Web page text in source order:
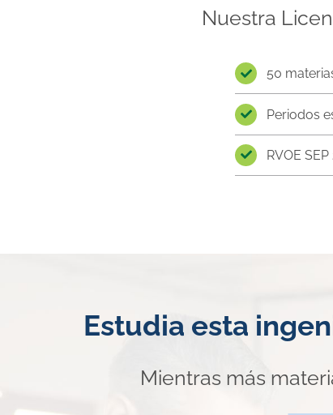
Nuestra
50
Periodos
RVOE
Estudia esta
Mientras más